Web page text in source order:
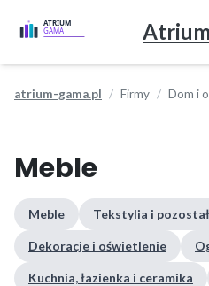
atrium-gama.pl Firmy Dom i
Meble
Meble Tekstylia i
Dekoracje i oświetlenie
Kuchnia, łazienka i ceramika